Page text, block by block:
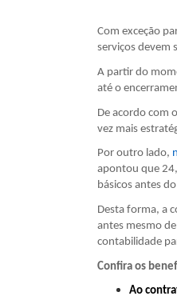
Com exceção
serviços devem
A partir do
até o
De acordo com o
vez mais
Por outro lado,
apontou que
básicos antes
Desta forma, a
antes mesmo
contabilidade
Confira os
Ao